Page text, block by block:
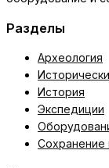
Разделы
Археология
История
Экспедиции
Сохранение